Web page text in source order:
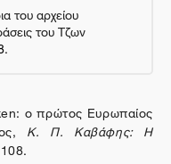
του αρχείου
του Τζων
.
: ο πρώτος Ευρωπαίος
Κ. Π. Καβάφης: Η